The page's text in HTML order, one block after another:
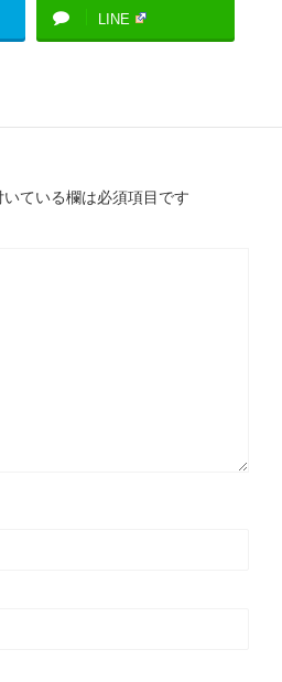
LINE
いている欄は必須項目です